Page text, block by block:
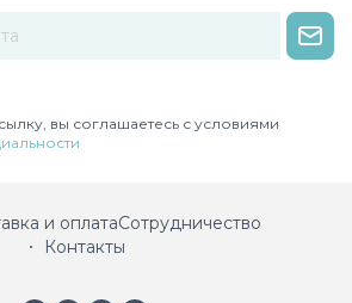
вы соглашаетесь с условиями
и оплатаСотрудничество
Контакты